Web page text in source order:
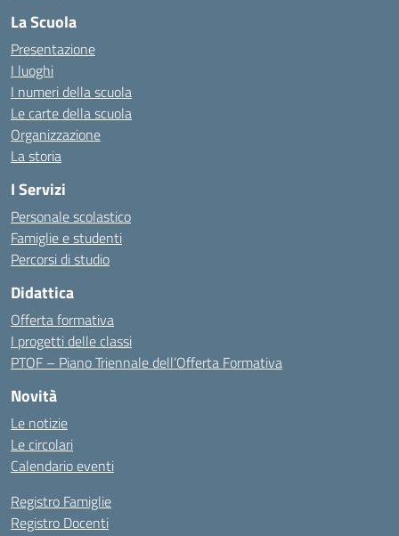
La Scuola
Presentazione
I luoghi
I numeri della scuola
Le carte della scuola
Organizzazione
La storia
I Servizi
Personale scolastico
Famiglie e studenti
Percorsi di studio
Didattica
Offerta formativa
I progetti delle classi
PTOF – Piano Triennale dell’Offerta Formativa
Novità
Le notizie
Le circolari
Calendario eventi
Registro Famiglie
Registro Docenti